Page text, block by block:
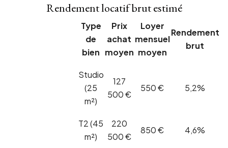
Rendement locatif brut estimé
Type
de
bien
Prix
achat
moyen
Loyer
mensuel
moyen
Rendement
brut
Studio
(25
m²)
127
500 €
550 € 5,2%
T2 (45
m²)
220
500 €
850 € 4,6%